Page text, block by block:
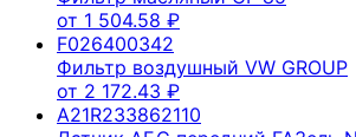
от 1 504.58 ₽
F026400342
Фильтр воздушный VW GROUP
от 2 172.43 ₽
A21R233862110